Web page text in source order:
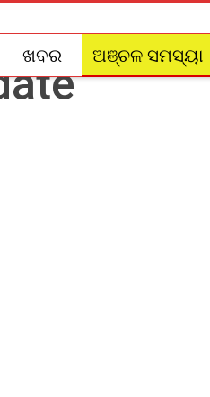
ଖବର ଅଞ୍ଚଳ ସମସ୍ୟା